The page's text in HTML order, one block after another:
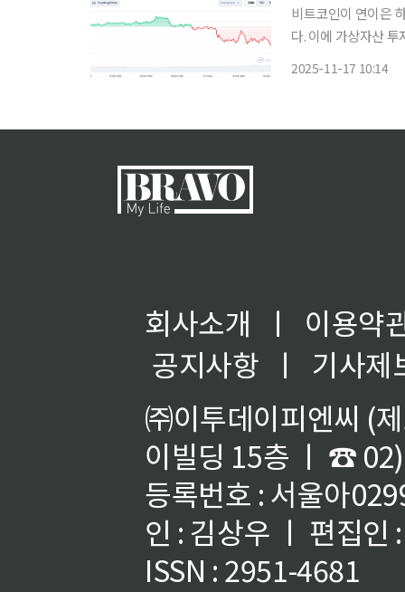
비트코인이 연이은
다. 이에 가상자산
2025-11-17 10:14
회사소개 ㅣ
이용약
공지사항
ㅣ
기사제
㈜이투데이피엔씨 (
이빌딩 15층 ㅣ ☎
등록번호 : 서울아
인 : 김상우 ㅣ 편집인
ISSN : 2951-4681